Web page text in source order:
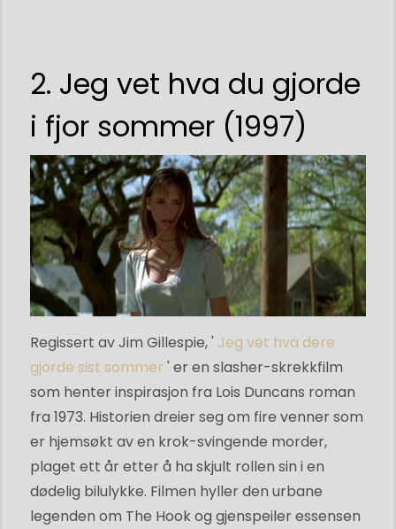
2. Jeg vet hva du gjorde
i fjor sommer (1997)
Regissert av Jim Gillespie, ' Jeg vet hva dere
gjorde sist sommer ' er en slasher-skrekkfilm
som henter inspirasjon fra Lois Duncans roman
fra 1973. Historien dreier seg om fire venner som
er hjemsøkt av en krok-svingende morder,
plaget ett år etter å ha skjult rollen sin i en
dødelig bilulykke. Filmen hyller den urbane
legenden om The Hook og gjenspeiler essensen